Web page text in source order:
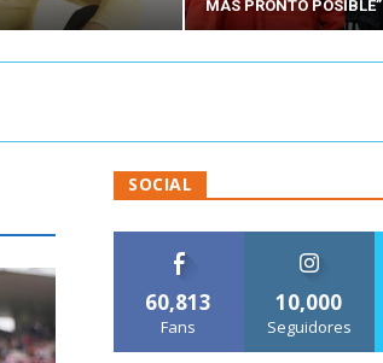
MÁS PRONTO POSIBLE”
SOCIAL
60,813
Fans
10,000
Seguidores